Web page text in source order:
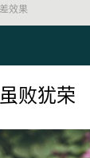
效果
败犹荣